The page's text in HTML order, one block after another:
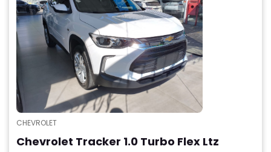
CHEVROLET
Chevrolet Tracker 1.0 Turbo Flex Ltz